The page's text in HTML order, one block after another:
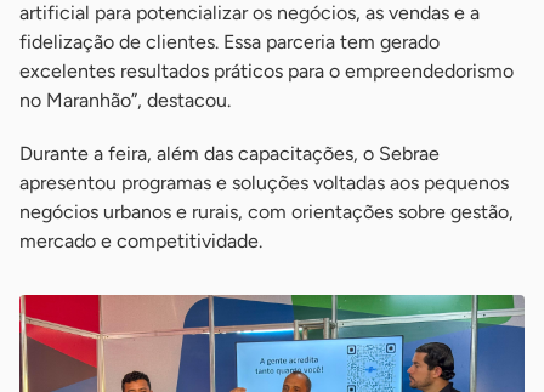
artificial para potencializar os negócios, as vendas e a
fidelização de clientes. Essa parceria tem gerado
excelentes resultados práticos para o empreendedorismo
no Maranhão”, destacou.
Durante a feira, além das capacitações, o Sebrae
apresentou programas e soluções voltadas aos pequenos
negócios urbanos e rurais, com orientações sobre gestão,
mercado e competitividade.